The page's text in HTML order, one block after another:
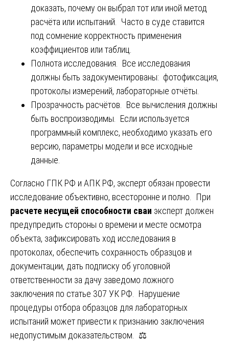
доказать, почему он выбрал тот или иной метод
расчёта или испытаний. Часто в суде ставится
под сомнение корректность применения
коэффициентов или таблиц.
Полнота исследования. Все исследования
должны быть задокументированы: фотофиксация,
протоколы измерений, лабораторные отчёты.
Прозрачность расчётов. Все вычисления должны
быть воспроизводимы. Если используется
программный комплекс, необходимо указать его
версию, параметры модели и все исходные
данные.
Согласно ГПК РФ и АПК РФ, эксперт обязан провести
исследование объективно, всесторонне и полно. При
расчете несущей способности сваи эксперт должен
предупредить стороны о времени и месте осмотра
объекта, зафиксировать ход исследования в
протоколах, обеспечить сохранность образцов и
документации, дать подписку об уголовной
ответственности за дачу заведомо ложного
заключения по статье 307 УК РФ. Нарушение
процедуры отбора образцов для лабораторных
испытаний может привести к признанию заключения
недопустимым доказательством. ⚖️